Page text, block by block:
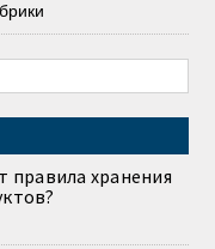
правила хранения